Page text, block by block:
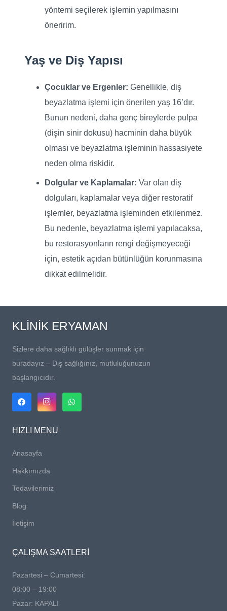
yöntemi seçilerek işlemin yapılmasını
öneririm.
Yaş ve Diş Yapısı
Çocuklar ve Ergenler: Genellikle, diş
beyazlatma işlemi için önerilen yaş 16’dır.
Bunun nedeni, daha genç bireylerde pulpa
(dişin sinir dokusu) hacminin daha büyük
olması ve beyazlatma işleminin hassasiyete
neden olma riskidir.
Dolgular ve Kaplamalar: Var olan diş
dolguları, kaplamalar veya diğer restoratif
işlemler, beyazlatma işleminden etkilenmez.
Bu nedenle, beyazlatma işlemi yapılacaksa,
bu restorasyonların rengi değişmeyeceği
için, estetik açıdan bütünlüğün korunmasına
dikkat edilmelidir.
KLİNİK ERYAMAN
Sizlere daha sağlıklı gülüşler sunmak için
buradayız – Diş sağlığınız, mutluluğunuzun
başlangıcıdır.
HIZLI MENU
Anasayfa
Hakkımızda
Tedavilerimiz
Blog
İletişim
ÇALIŞMA SAATLERİ
Pazartesi – Cumartesi:
08:00 – 19:00
Pazar: KAPALI